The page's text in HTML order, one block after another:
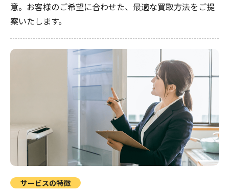
意。お客様のご希望に合わせた、最適な買取方法をご提
案いたします。
サービスの特徴